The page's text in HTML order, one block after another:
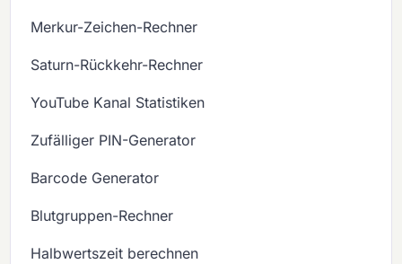
Merkur-Zeichen-Rechner
Saturn-Rückkehr-Rechner
YouTube Kanal Statistiken
Zufälliger PIN-Generator
Barcode Generator
Blutgruppen-Rechner
Halbwertszeit berechnen